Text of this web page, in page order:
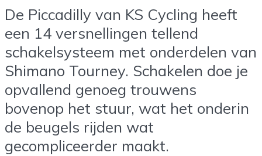
De Piccadilly van KS Cycling heeft
een 14 versnellingen tellend
schakelsysteem met onderdelen van
Shimano Tourney. Schakelen doe je
opvallend genoeg trouwens
bovenop het stuur, wat het onderin
de beugels rijden wat
gecompliceerder maakt.